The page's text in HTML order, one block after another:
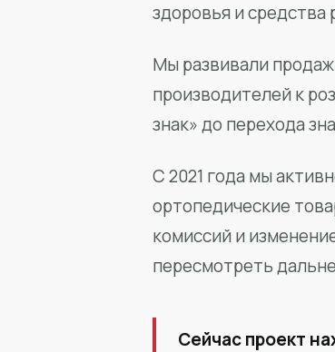
здоровья и средства
Мы развивали
производителей к
знак» до перехода
С 2021 года мы
ортопедические
комиссий и
пересмотреть
Сейчас проект